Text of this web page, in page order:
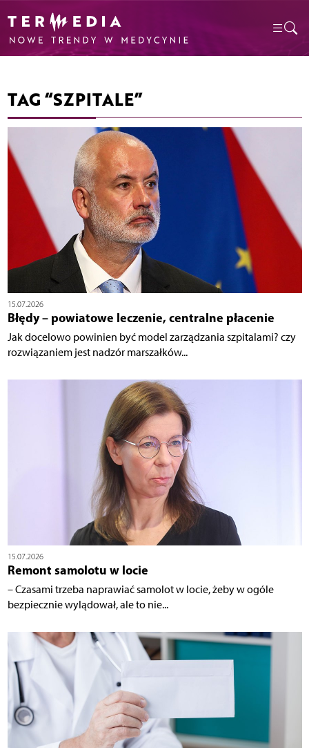
TAG “SZPITALE”
15.07.2026
Błędy – powiatowe leczenie, centralne płacenie
Jak docelowo powinien być model zarządzania szpitalami? czy
rozwiązaniem jest nadzór marszałków...
15.07.2026
Remont samolotu w locie
– Czasami trzeba naprawiać samolot w locie, żeby w ogóle
bezpiecznie wylądował, ale to nie...